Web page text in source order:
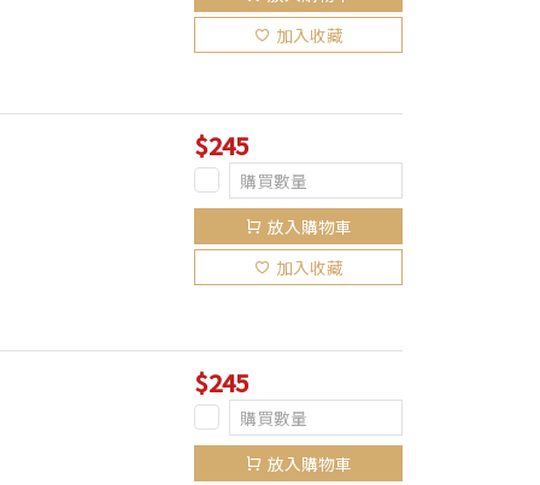
加入收藏
$245
放入購物車
加入收藏
$245
放入購物車